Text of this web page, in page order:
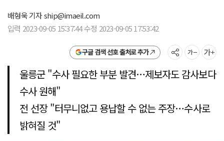
배형욱 기자ship@imaeil.com
입력 2023-09-05 15:37:44 수정 2023-09-05 17:53:42
구글 검색 선호 출처로 추가
울릉군 "수사 필요한 부분 발견…제보자도 감사보다
수사 원해"
전 선장 "터무니없고 용납할 수 없는 주장…수사로
밝혀질 것"